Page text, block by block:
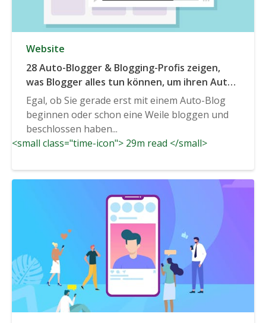
Website
28 Auto-Blogger & Blogging-Profis zeigen,
was Blogger alles tun können, um ihren Auto-
Blog zu vergrößern
Egal, ob Sie gerade erst mit einem Auto-Blog
beginnen oder schon eine Weile bloggen und
beschlossen haben...
<small class="time-icon"> 29m read </small>